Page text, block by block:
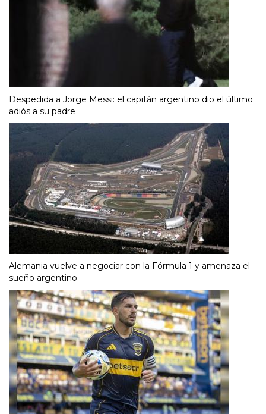
Despedida a Jorge Messi: el capitán argentino dio el último
adiós a su padre
Alemania vuelve a negociar con la Fórmula 1 y amenaza el
sueño argentino